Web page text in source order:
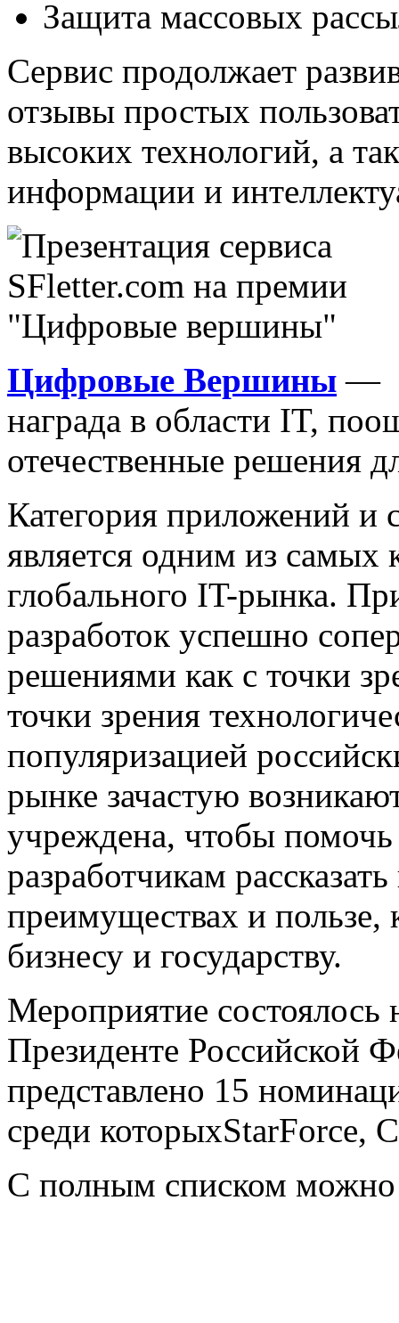
Защита массовых
Сервис продолжает
отзывы простых
высоких технологий, а
информации и
Цифровые Вершины —
награда в области IT,
отечественные решения
Категория приложений и
является одним из самых
глобального IT-рынка.
разработок успешно
решениями как с точки
точки зрения
популяризацией
рынке зачастую
учреждена, чтобы
разработчикам
преимуществах и
бизнесу и государству.
Мероприятие
Президенте Российской
представлено 15
среди которыхStarForce,
С полным списком можно